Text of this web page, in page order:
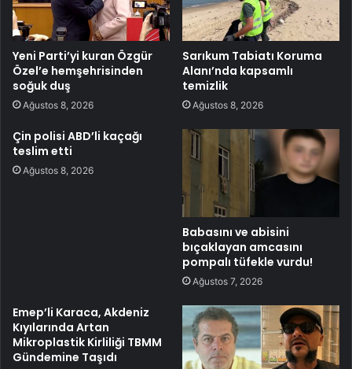
Yeni Parti’yi kuran Özgür
Özel’e hemşehrisinden
soğuk duş
Ağustos 8, 2026
Sarıkum Tabiatı Koruma
Alanı’nda kapsamlı
temizlik
Ağustos 8, 2026
Çin polisi ABD’li kaçağı
teslim etti
Ağustos 8, 2026
Babasını ve abisini
bıçaklayan amcasını
pompalı tüfekle vurdu!
Ağustos 7, 2026
Emep’li Karaca, Akdeniz
Kıyılarında Artan
Mikroplastik Kirliliği TBMM
Gündemine Taşıdı